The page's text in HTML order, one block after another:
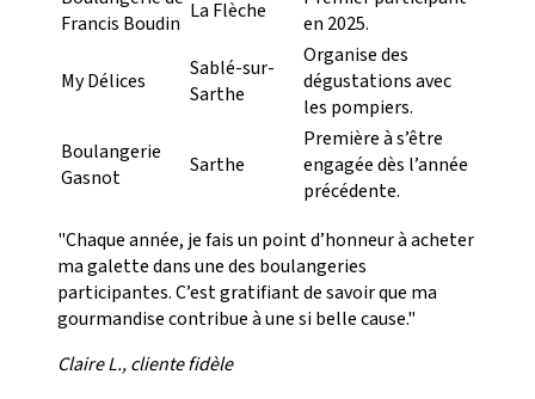
Francis Boudin La Flèche
en 2025.
My Délices
Sablé-sur-
Sarthe
Organise des
dégustations avec
les pompiers.
Boulangerie
Gasnot
Sarthe
Première à s’être
engagée dès l’année
précédente.
"Chaque année, je fais un point d’honneur à acheter
ma galette dans une des boulangeries
participantes. C’est gratifiant de savoir que ma
gourmandise contribue à une si belle cause."
Claire L., cliente fidèle